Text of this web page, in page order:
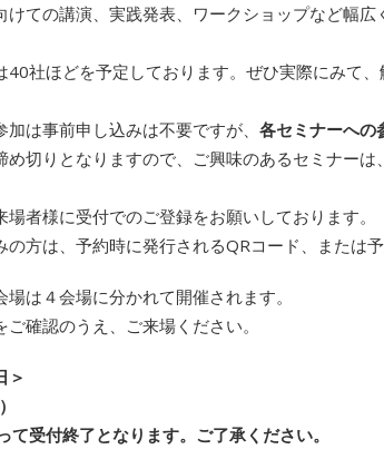
けての講演、実践発表、ワークショップなど幅
40社ほどを予定しております。ぜひ実際にみて、
は事前申し込みは不要ですが、 各セミナーへの
め切りとなりますので、ご興味のあるセミナーは
場者様に受付でのご登録をお願いしております。
の方は、予約時に発行されるQRコード、または
は４会場に分かれて開催されます。
確認のうえ、ご来場ください。
＞
受付終了となります。ご了承ください。